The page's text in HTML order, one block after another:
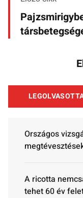
Országos
A ricotta
tehet 60 év